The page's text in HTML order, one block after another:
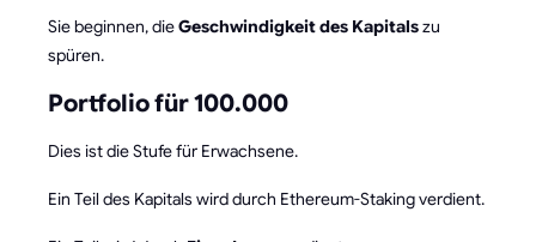
Sie beginnen, dieGeschwindigkeit des Kapitalszu
spüren.
Portfolio für 100.000
Dies ist die Stufe für Erwachsene.
Ein Teil des Kapitals wird durch Ethereum-Staking verdient.